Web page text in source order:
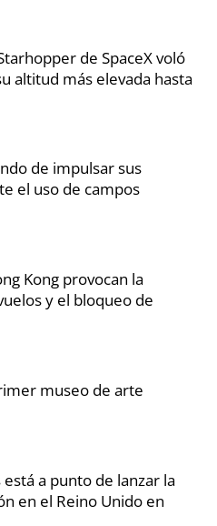
de SpaceX voló
altitud más elevada hasta
de impulsar sus
el uso de campos
Kong provocan la
y el bloqueo de
museo de arte
está a punto de lanzar la
en el Reino Unido en